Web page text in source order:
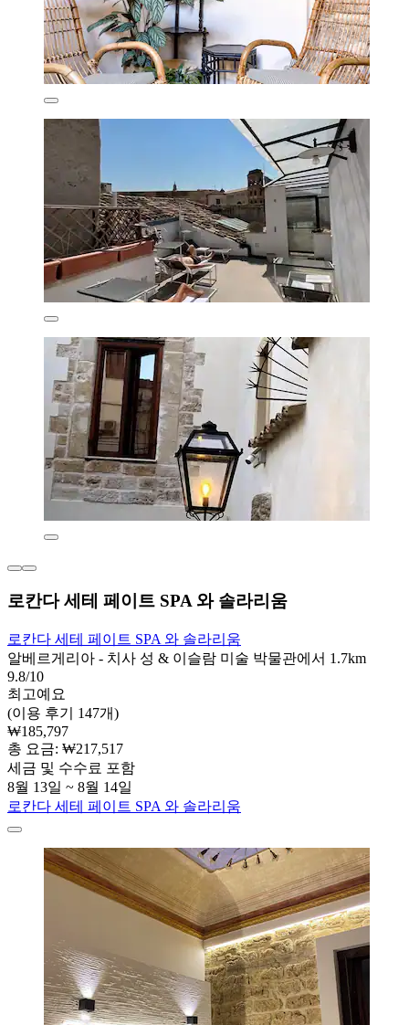
로칸다 세테 페이트 SPA 와 솔라리움
로칸다 세테 페이트 SPA 와 솔라리움
알베르게리아 - 치사 성 & 이슬람 미술 박물관에서 1.7km
9.8/10
최고예요
(이용 후기 147개)
₩185,797
총 요금: ₩217,517
세금 및 수수료 포함
8월 13일 ~ 8월 14일
로칸다 세테 페이트 SPA 와 솔라리움